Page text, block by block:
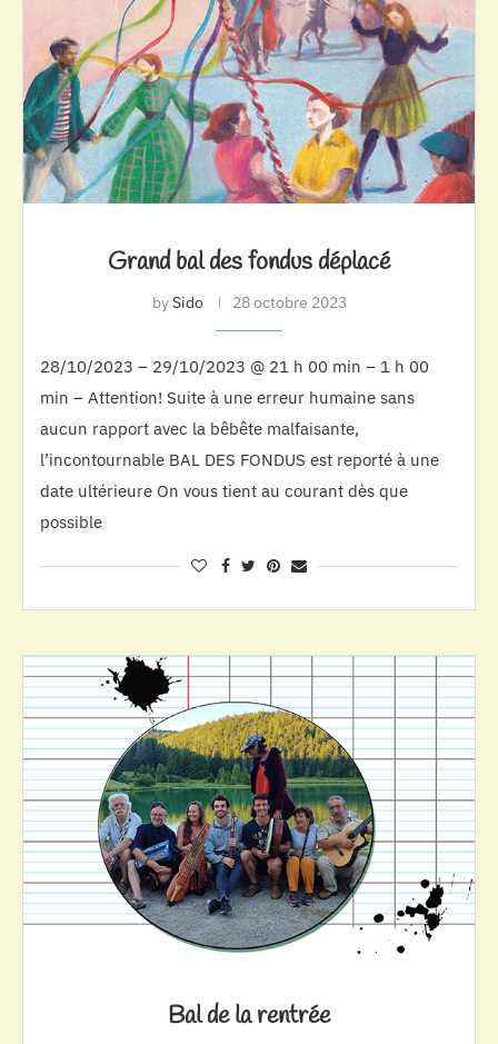
Grand bal des fondus déplacé
bySido 28 octobre 2023
28/10/2023 – 29/10/2023 @ 21 h 00 min – 1 h 00
min – Attention! Suite à une erreur humaine sans
aucun rapport avec la bêbête malfaisante,
l’incontournable BAL DES FONDUS est reporté à une
date ultérieure On vous tient au courant dès que
possible
Bal de la rentrée